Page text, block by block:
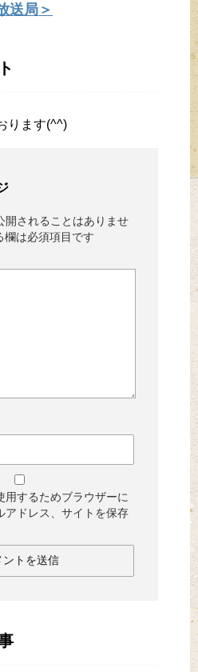
送局＞
ります(^^)
開されることはありませ
欄は必須項目です
用するためブラウザーに
アドレス、サイトを保存